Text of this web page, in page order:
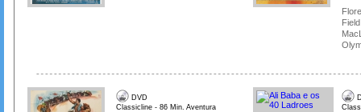
DVD
Classicline - 86 Min. Aventura